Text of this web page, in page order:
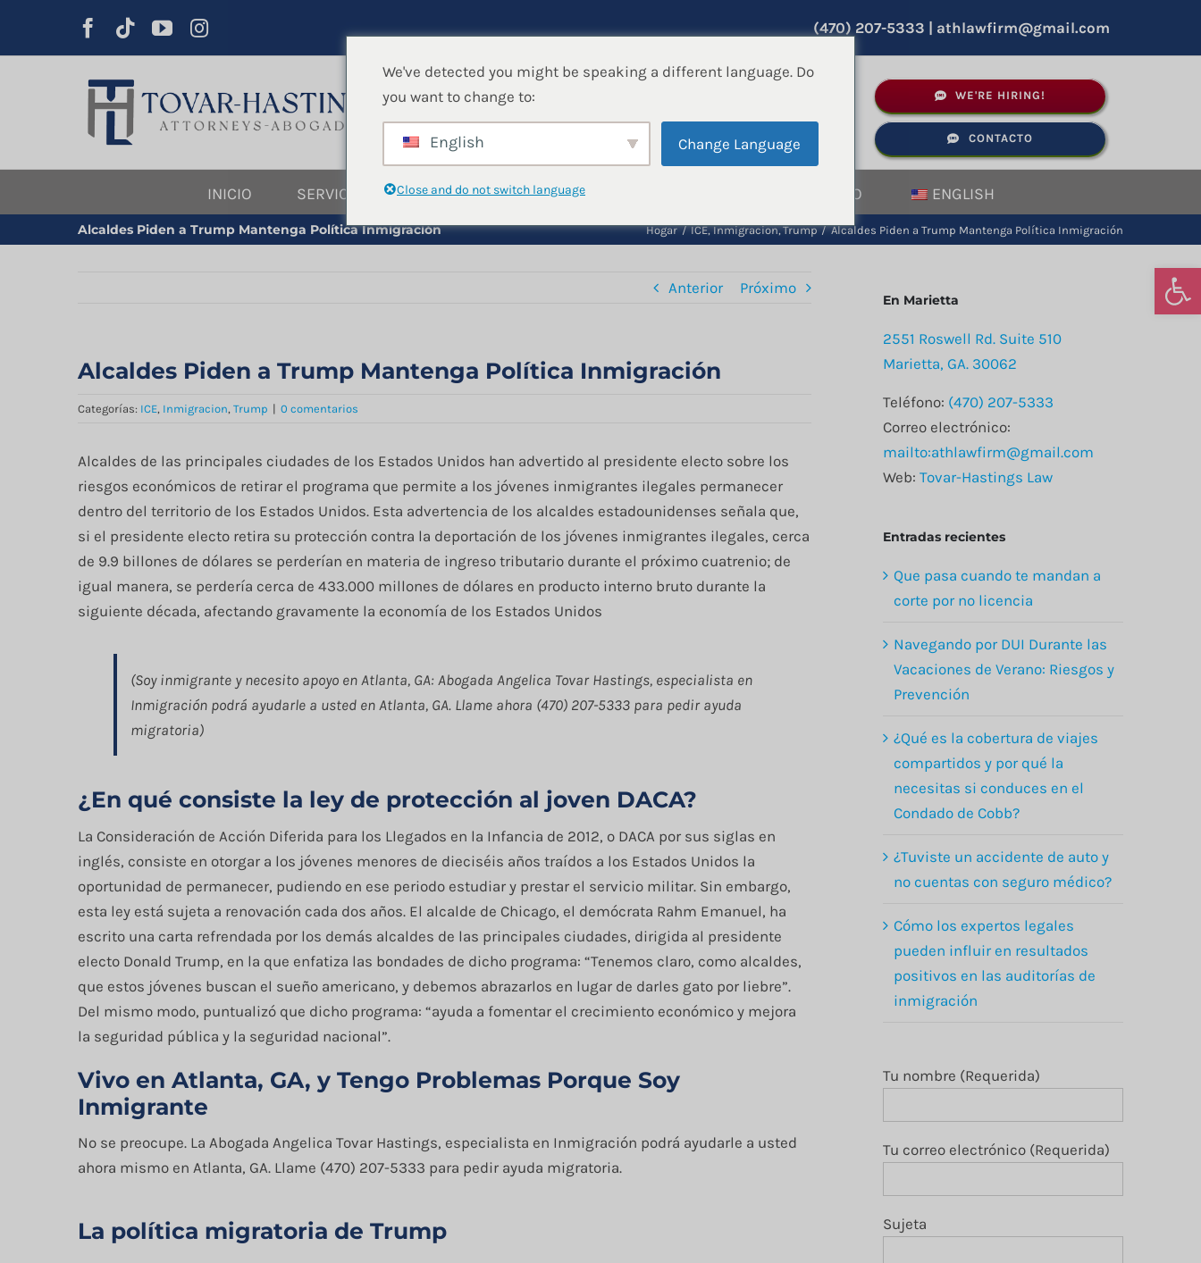
Abrir
contenido
(470) 207-5333 athlawfirm@gmail.com
Rompiendo Barreras Migratorias
Llámenos hoy: (470) 207-5333
WE'RE HIRING!
CONTACTO
INICIO SERVICIOS JURÍDICOS QUIENES SOMOS CONTACTO ENGLISH
Alcaldes Piden a Trump Mantenga Política Inmigración Hogar ICE Inmigracion Trump Alcaldes Piden a Trump Mantenga Política Inmigración
Anterior Próximo
Alcaldes Piden a Trump Mantenga Política Inmigración
Categorías: ICE, Inmigracion, Trump | 0 comentarios
Alcaldes de las principales ciudades de los Estados Unidos han advertido al presidente electo sobre los
riesgos económicos de retirar el programa que permite a los jóvenes inmigrantes ilegales permanecer
dentro del territorio de los Estados Unidos. Esta advertencia de los alcaldes estadounidenses señala que,
si el presidente electo retira su protección contra la deportación de los jóvenes inmigrantes ilegales, cerca
de 9.9 billones de dólares se perderían en materia de ingreso tributario durante el próximo cuatrenio; de
igual manera, se perdería cerca de 433.000 millones de dólares en producto interno bruto durante la
siguiente década, afectando gravamente la economía de los Estados Unidos
(Soy inmigrante y necesito apoyo en Atlanta, GA: Abogada Angelica Tovar Hastings, especialista en
Inmigración podrá ayudarle a usted en Atlanta, GA. Llame ahora (470) 207-5333 para pedir ayuda
migratoria)
¿En qué consiste la ley de protección al joven DACA?
La Consideración de Acción Diferida para los Llegados en la Infancia de 2012, o DACA por sus siglas en
inglés, consiste en otorgar a los jóvenes menores de dieciséis años traídos a los Estados Unidos la
oportunidad de permanecer, pudiendo en ese periodo estudiar y prestar el servicio militar. Sin embargo,
esta ley está sujeta a renovación cada dos años. El alcalde de Chicago, el demócrata Rahm Emanuel, ha
escrito una carta refrendada por los demás alcaldes de las principales ciudades, dirigida al presidente
electo Donald Trump, en la que enfatiza las bondades de dicho programa: “Tenemos claro, como alcaldes,
que estos jóvenes buscan el sueño americano, y debemos abrazarlos en lugar de darles gato por liebre”.
Del mismo modo, puntualizó que dicho programa: “ayuda a fomentar el crecimiento económico y mejora
la seguridad pública y la seguridad nacional”.
Vivo en Atlanta, GA, y Tengo Problemas Porque Soy
Inmigrante
No se preocupe. La Abogada Angelica Tovar Hastings, especialista en Inmigración podrá ayudarle a usted
ahora mismo en Atlanta, GA. Llame (470) 207-5333 para pedir ayuda migratoria.
La política migratoria de Trump
En Marietta
2551 Roswell Rd. Suite 510
Marietta, GA. 30062
Teléfono: (470) 207-5333
Correo electrónico:
mailto:athlawfirm@gmail.com
Web: Tovar-Hastings Law
Entradas recientes
Que pasa cuando te mandan a
corte por no licencia
Navegando por DUI Durante las
Vacaciones de Verano: Riesgos y
Prevención
¿Qué es la cobertura de viajes
compartidos y por qué la
necesitas si conduces en el
Condado de Cobb?
¿Tuviste un accidente de auto y
no cuentas con seguro médico?
Cómo los expertos legales
pueden influir en resultados
positivos en las auditorías de
inmigración
Tu nombre (Requerida)
Tu correo electrónico (Requerida)
Sujeta
We've detected you might be speaking a different language. Do
you want to change to:
English Change Language
Close and do not switch language